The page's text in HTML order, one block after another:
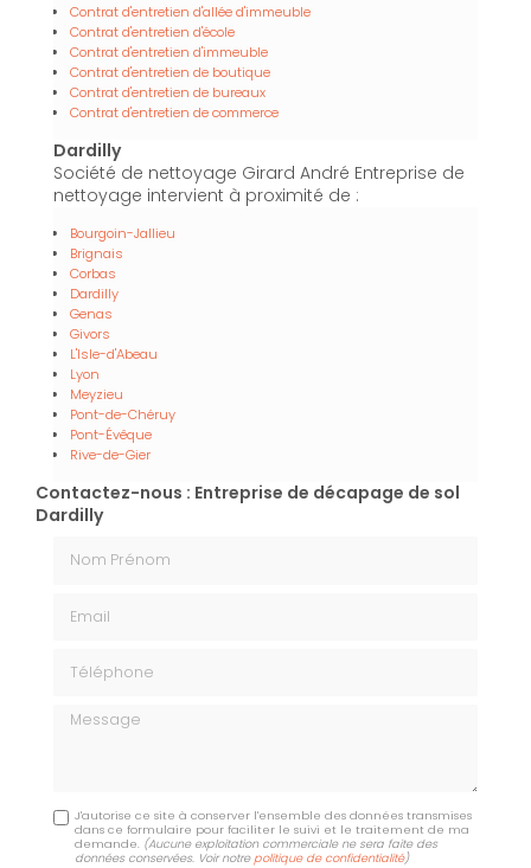
Contrat d'entretien d'allée d'immeuble
Contrat d'entretien d'école
Contrat d'entretien d'immeuble
Contrat d'entretien de boutique
Contrat d'entretien de bureaux
Contrat d'entretien de commerce
Dardilly
Société de nettoyage Girard André Entreprise de
nettoyage intervient à proximité de :
Bourgoin-Jallieu
Brignais
Corbas
Dardilly
Genas
Givors
L'Isle-d'Abeau
Lyon
Meyzieu
Pont-de-Chéruy
Pont-Évêque
Rive-de-Gier
Contactez-nous : Entreprise de décapage de sol
Dardilly
Message
J'autorise ce site à conserver l'ensemble des données transmises
dans ce formulaire pour faciliter le suivi et le traitement de ma
demande. (Aucune exploitation commerciale ne sera faite des
données conservées. Voir notre politique de confidentialité)